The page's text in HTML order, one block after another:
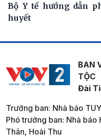
Bộ Y tế hướng dẫn
huyết
BAN
TỘC
Đài
Trưởng ban: Nhà báo
Phó trưởng ban: Nhà báo
Thân, Hoài Thu